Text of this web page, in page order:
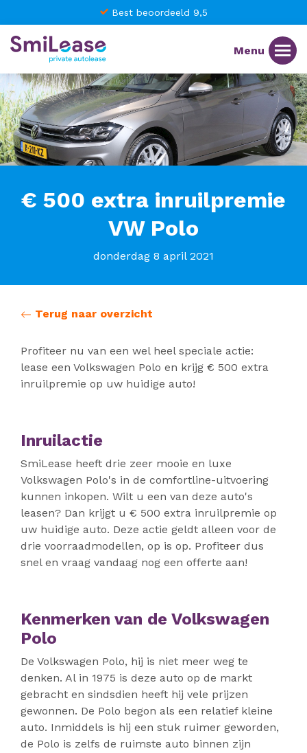
Best beoordeeld 9,5
€ 500 extra inruilpremie
VW Polo
donderdag 8 april 2021
Terug naar overzicht
Profiteer nu van een wel heel speciale actie:
lease een Volkswagen Polo en krijg € 500 extra
inruilpremie op uw huidige auto!
Inruilactie
SmiLease heeft drie zeer mooie en luxe
Volkswagen Polo's in de comfortline-uitvoering
kunnen inkopen. Wilt u een van deze auto's
leasen? Dan krijgt u € 500 extra inruilpremie op
uw huidige auto. Deze actie geldt alleen voor de
drie voorraadmodellen, op is op. Profiteer dus
snel en vraag vandaag nog een offerte aan!
Kenmerken van de Volkswagen
Polo
De Volkswagen Polo, hij is niet meer weg te
denken. Al in 1975 is deze auto op de markt
gebracht en sindsdien heeft hij vele prijzen
gewonnen. De Polo begon als een relatief kleine
auto. Inmiddels is hij een stuk ruimer geworden,
de Polo is zelfs de ruimste auto binnen zijn